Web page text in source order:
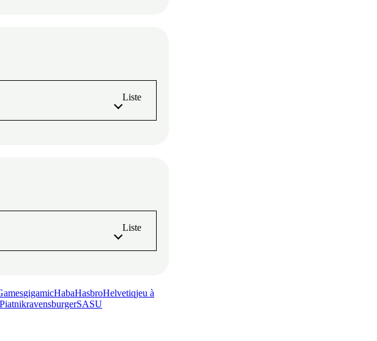
Liste
Liste
gigamicHabaHasbroHelvetiqjeu à
PiatnikravensburgerSASU